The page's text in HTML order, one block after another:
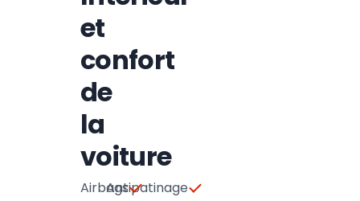
et
confort
de
la
voiture
AirbagsAntipatinage